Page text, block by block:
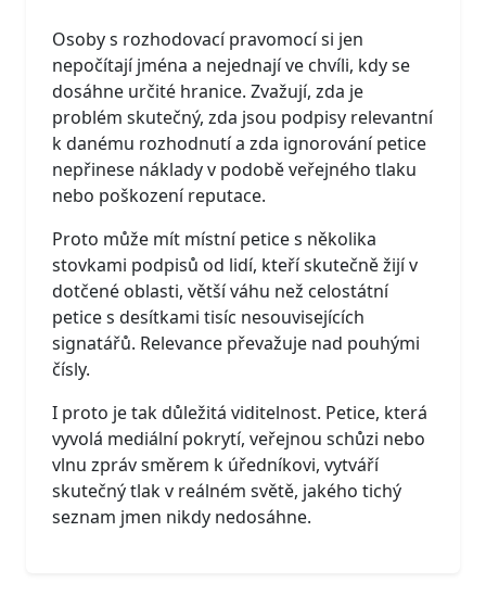
Osoby s rozhodovací pravomocí si jen
nepočítají jména a nejednají ve chvíli, kdy se
dosáhne určité hranice. Zvažují, zda je
problém skutečný, zda jsou podpisy relevantní
k danému rozhodnutí a zda ignorování petice
nepřinese náklady v podobě veřejného tlaku
nebo poškození reputace.
Proto může mít místní petice s několika
stovkami podpisů od lidí, kteří skutečně žijí v
dotčené oblasti, větší váhu než celostátní
petice s desítkami tisíc nesouvisejících
signatářů. Relevance převažuje nad pouhými
čísly.
I proto je tak důležitá viditelnost. Petice, která
vyvolá mediální pokrytí, veřejnou schůzi nebo
vlnu zpráv směrem k úředníkovi, vytváří
skutečný tlak v reálném světě, jakého tichý
seznam jmen nikdy nedosáhne.